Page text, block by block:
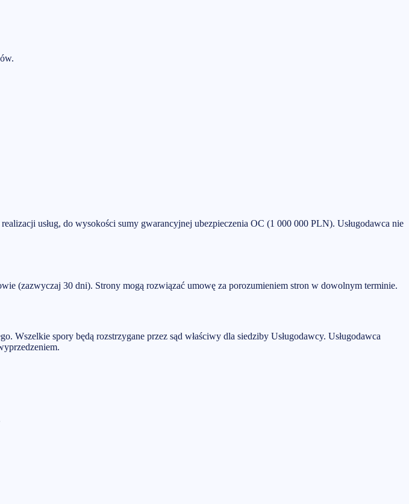
usług, do wysokości sumy gwarancyjnej ubezpieczenia OC (1 000 000 PLN). Usługodawca nie
(zazwyczaj 30 dni). Strony mogą rozwiązać umowę za porozumieniem stron w dowolnym terminie.
spory będą rozstrzygane przez sąd właściwy dla siedziby Usługodawcy. Usługodawca